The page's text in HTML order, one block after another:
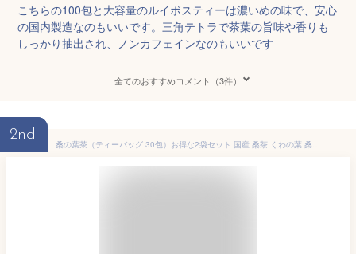
こちらの100包と大容量のルイボスティーは濃いめの味で、安心
の国内製造なのもいいです。三角テトラで茶葉の旨味や香りも
しっかり抽出され、ノンカフェインなのもいいです
全てのおすすめコメント（3件）
2nd
桑の葉茶（ティーバッグ 30包）お得な2袋セット 国産 桑茶 くわの葉 桑の葉ほうじ茶 くわちゃ オーガニック 京丹後市産100% 無農薬 無添加 有機JAS GABA ノンカフェイン 糖質 血糖値 ダイエット ティー 妊活 妊婦 健康 温活 お茶 ギフト 贈り物 プレゼント【メール便対応】